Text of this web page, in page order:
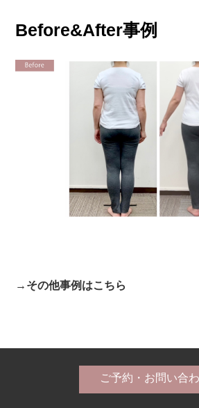
Before&After事例
→その他事例はこちら
ご予約・お問い合